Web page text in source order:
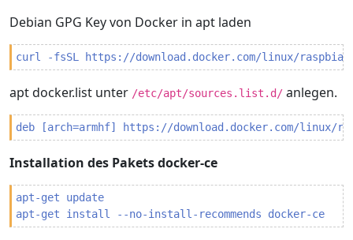
Debian GPG Key von Docker in apt laden
curl -fsSL https://download.docker.com/linux/
apt docker.list unter /etc/apt/sources.list.d/ anlegen.
deb [arch=armhf] https://download.docker.com/linux/
Installation des Pakets docker-ce
apt-get update
apt-get install --no-install-recommends docker-ce